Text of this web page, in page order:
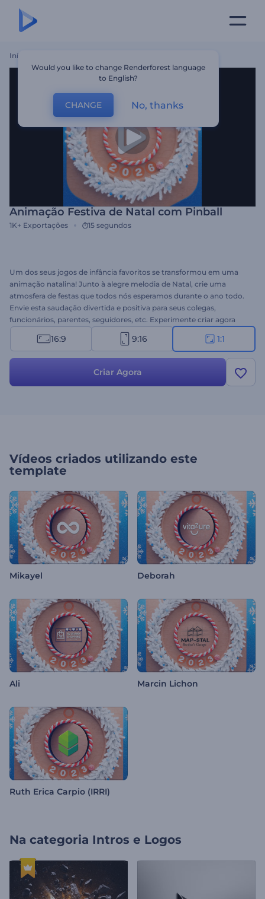
Início
Animação Festiva de Natal com Pinball
1K+ Exportações 15 segundos
Um dos seus jogos de infância favoritos se transformou em uma
animação natalina! Junto à alegre melodia de Natal, crie uma
atmosfera de festas que todos nós esperamos durante o ano todo.
Envie esta saudação divertida e positiva para seus colegas,
funcionários, parentes, seguidores, etc. Experimente criar agora
16:9 9:16 1:1
Criar Agora
Vídeos criados utilizando este
template
Mikayel Deborah
Ali Marcin Lichon
Ruth Erica Carpio (IRRI)
Na categoria Intros e Logos
Would you like to change Renderforest language
to English?
CHANGE No, thanks